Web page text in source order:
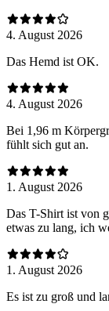
4. August 2026
Das Hemd ist OK.
4. August 2026
Bei 1,96 m
fühlt sich gut an.
1. August 2026
Das T-Shirt ist von
etwas zu lang, ich
1. August 2026
Es ist zu groß und